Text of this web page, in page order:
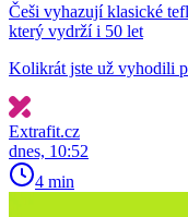
Češi vyhazují klasické
který vydrží i 50 let
Kolikrát jste už vyhodili
Extrafit.cz
dnes, 10:52
4 min